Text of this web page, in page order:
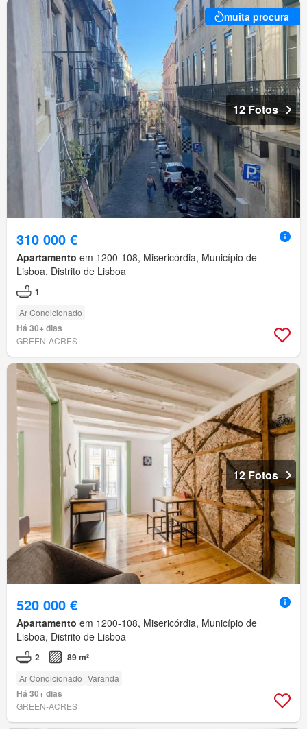
muita procura
12 Fotos
310 000 €
Apartamento em 1200-108, Misericórdia, Município de
Lisboa, Distrito de Lisboa
1
Ar Condicionado
Há 30+ dias
GREEN-ACRES
12 Fotos
520 000 €
Apartamento em 1200-108, Misericórdia, Município de
Lisboa, Distrito de Lisboa
2 89 m²
Ar Condicionado Varanda
Há 30+ dias
GREEN-ACRES